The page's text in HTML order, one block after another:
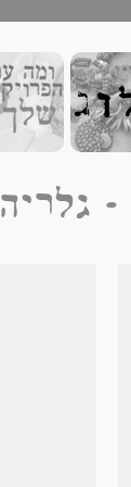
גלריה